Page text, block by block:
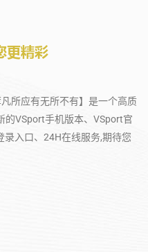
所应有无所不有】是一个高质
的VSport手机版本、VSport官
入口、24H在线服务,期待您